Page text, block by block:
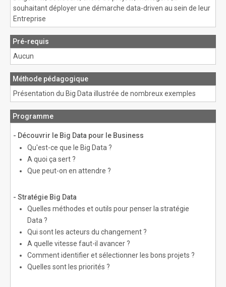
souhaitant déployer une démarche data-driven au sein de leur
Entreprise
Pré-requis
Aucun
Méthode pédagogique
Présentation du Big Data illustrée de nombreux exemples
Programme
- Découvrir le Big Data pour le Business
Qu'est-ce que le Big Data ?
A quoi ça sert ?
Que peut-on en attendre ?
- Stratégie Big Data
Quelles méthodes et outils pour penser la stratégie
Data ?
Qui sont les acteurs du changement ?
A quelle vitesse faut-il avancer ?
Comment identifier et sélectionner les bons projets ?
Quelles sont les priorités ?